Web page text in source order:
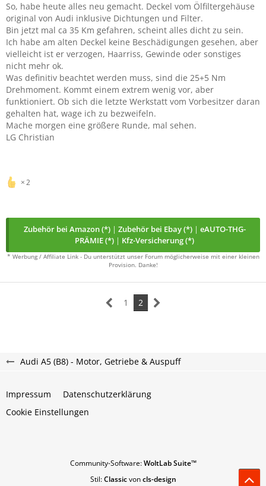
So, habe heute alles neu gemacht. Deckel vom Ölfiltergehäuse
original von Audi inklusive Dichtungen und Filter.
Bin jetzt mal ca 35 Km gefahren, scheint alles dicht zu sein.
Ich habe am alten Deckel keine Beschädigungen gesehen, aber
vielleicht ist er verzogen, Haarriss, Gewinde oder sonstiges
nicht mehr ok.
Was definitiv beachtet werden muss, sind die 25+5 Nm
Drehmoment. Kommt einem extrem wenig vor, aber
funktioniert. Ob sich die letzte Werkstatt vom Vorbesitzer daran
gehalten hat, wage ich zu bezweifeln.
Mache morgen eine größere Runde, mal sehen.
LG Christian
2
Zubehör bei Amazon (*)| Zubehör bei Ebay (*)| eAUTO-THG-
PRÄMIE (*) | Kfz-Versicherung (*)
* Werbung / Affiliate Link - Du unterstützt unser Forum möglicherweise mit einer kleinen
Provision. Danke!
1 2
Audi A5 (B8) - Motor, Getriebe & Auspuff
Impressum
Datenschutzerklärung
Cookie Einstellungen
Community-Software:WoltLab Suite™
Stil:Classicvoncls-design